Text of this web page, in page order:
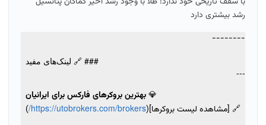
رشد بیشتری دارد
--------
### 🔗 لینک‌های مفید
---
💎 بهترین بروکرهای فارکس برای ایرانیان
🔗 [مشاهده لیست بروکرها](https://utobrokers.com/brokers/
)